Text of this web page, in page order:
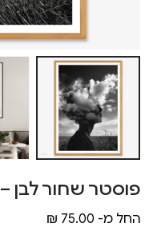
פוסטר שחור לבן – Inner Storm
החל מ- ₪ 75.00